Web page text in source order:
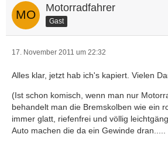
Motorradfahrer
Gast
17. November 2011 um 22:32
Alles klar, jetzt hab ich's kapiert. Vielen
(Ist schon komisch, wenn man nur
behandelt man die Bremskolben wie ein
immer glatt, riefenfrei und völlig
Auto machen die da ein Gewinde dran.....